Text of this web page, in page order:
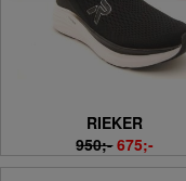
RIEKER
950;- 675;-